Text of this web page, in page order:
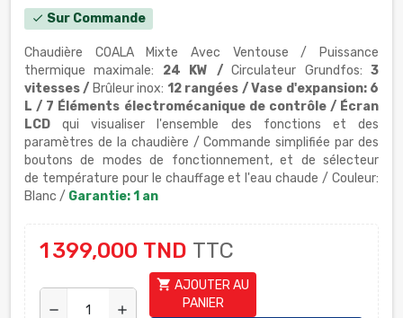
check Sur Commande
Chaudière COALA Mixte Avec Ventouse / Puissance
thermique maximale: 24 KW /Circulateur Grundfos: 3
vitesses/ Brûleur inox: 12 rangées / Vase d'expansion:6
L / 7 Éléments électromécanique de contrôle / Écran
LCD qui visualiser l'ensemble des fonctions et des
paramètres de la chaudière / Commande simplifiée par des
boutons de modes de fonctionnement, et de sélecteur
de température pour le chauffage et l'eau chaude / Couleur:
Blanc / Garantie: 1 an
1 399,000 TND TTC
remove add
shopping_cart AJOUTER AU
PANIER